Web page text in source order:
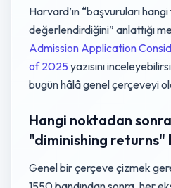
Harvard’ın “başvuruları
değerlendirdiğini” anlattığı
Admission Application
of 2025 yazısını
bugün hâlâ genel çerçeveyi
Hangi noktadan sonra
"diminishing returns"
Genel bir çerçeve çizmek